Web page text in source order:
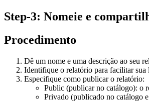
Step-3: Nomeie e
Procedimento
Dê um nome e uma descrição ao seu
Identifique o relatório para facilitar sua
Especifique como publicar o relatório:
Public (publicar no catálogo): o
Privado (publicado no catálogo